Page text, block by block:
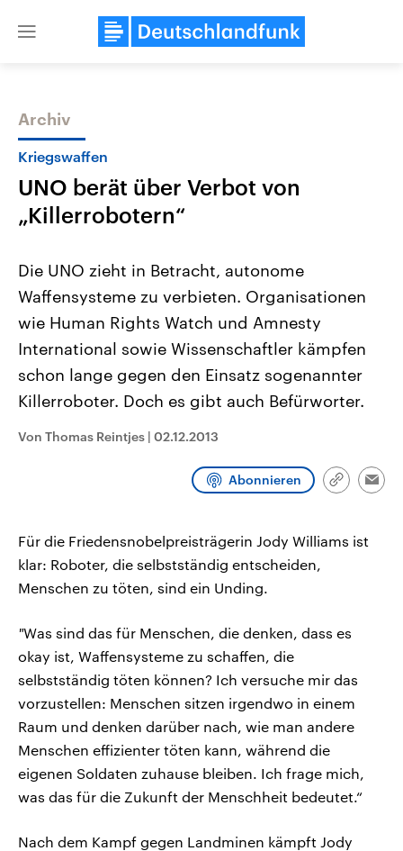
Close
Themen
Landtagswahl Sachsen-Anhalt
2026
Alle Informationen
Sachsen-Anhalt wählt am 6.
September 2026 einen neuen
Landtag. Seit 2021 wird das
Bundesland von einer Koalition aus
Umfragen, Prognosen,
Wahlprogramme, aktuelle Berichte
und Kandidaten der anstehenden
USA
Aktuelle Beiträge,
Hintergründe
Wirtschaftlich und
gehören die Vereinigten
den mächtigsten Ländern
mit großem Einfluss auf
Archiv
Kriegswaffen
UNO berät über Verbot von
„Killerrobotern“
Die UNO zieht in Betracht, autonome
Waffensysteme zu verbieten. Organisationen
wie Human Rights Watch und Amnesty
International sowie Wissenschaftler kämpfen
schon lange gegen den Einsatz sogenannter
Killerroboter. Doch es gibt auch Befürworter.
Von Thomas Reintjes | 02.12.2013
Abonnieren
Link
Für die Friedensnobelpreisträgerin Jody Williams ist
klar: Roboter, die selbstständig entscheiden,
Menschen zu töten, sind ein Unding.
"Was sind das für Menschen, die denken, dass es
okay ist, Waffensysteme zu schaffen, die
selbstständig töten können? Ich versuche mir das
vorzustellen: Menschen sitzen irgendwo in einem
Raum und denken darüber nach, wie man andere
Menschen effizienter töten kann, während die
eigenen Soldaten zuhause bleiben. Ich frage mich,
was das für die Zukunft der Menschheit bedeutet.“
Nach dem Kampf gegen Landminen kämpft Jody